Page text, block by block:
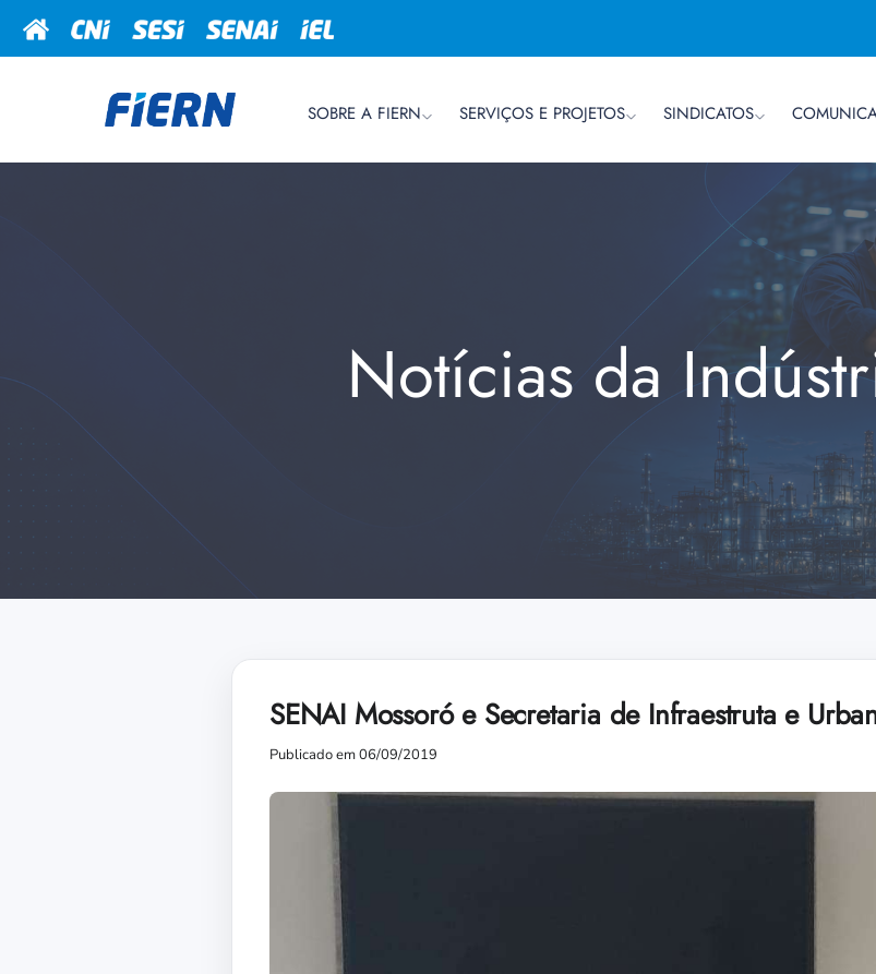
SOBRE A FIERN SERVIÇOS E PROJETOS SINDICATOS
Notícias da
SENAI Mossoró e Secretaria de Infraestruta e
Publicado em 06/09/2019